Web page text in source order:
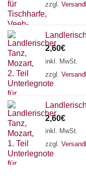
zzgl.
2,60€
inkl. MwSt.
zzgl.
2,60€
inkl. MwSt.
zzgl.
Chat
18 SAITEN